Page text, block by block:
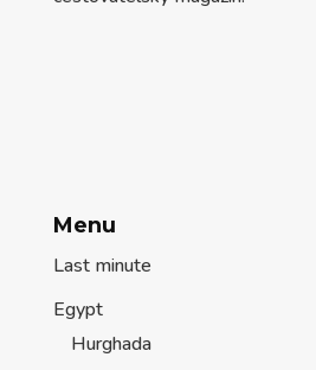
Menu
Last minute
Egypt
Hurghada